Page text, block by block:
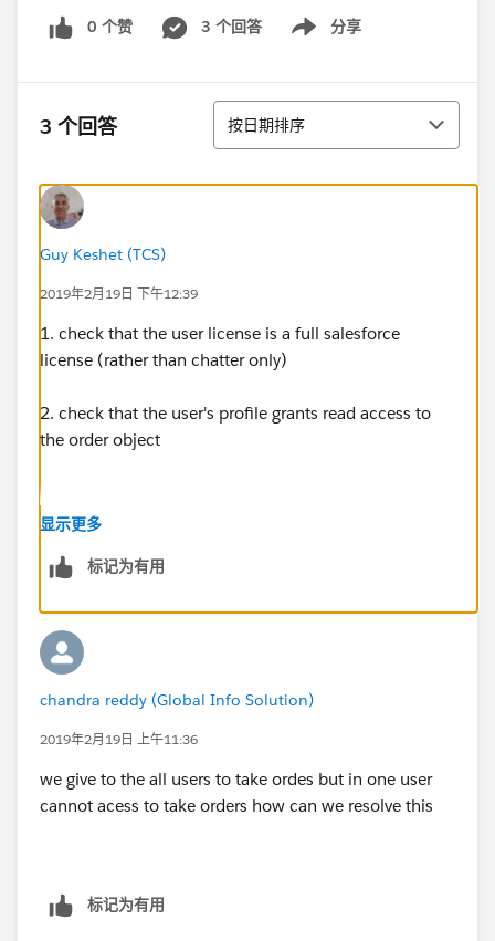
0 个赞 3 个回答 分享
Show menu
3 个回答 排序
按日期排序
Guy Keshet (TCS)
2019年2月19日 下午12:39
1. check that the user license is a full salesforce
license (rather than chatter only)
2. check that the user's profile grants read access to
the order object
显示更多
标记为有用
chandra reddy (Global Info Solution)
2019年2月19日 上午11:36
we give to the all users to take ordes but in one user
cannot acess to take orders how can we resolve this
标记为有用